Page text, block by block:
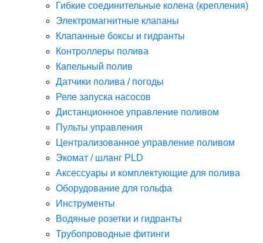
Гибкие соединительные колена (крепления)
Электромагнитные клапаны
Клапанные боксы и гидранты
Контроллеры полива
Капельный полив
Датчики полива / погоды
Реле запуска насосов
Дистанционное управление поливом
Пульты управления
Централизованное управление поливом
Экомат / шланг PLD
Аксессуары и комплектующие для полива
Оборудование для гольфа
Инструменты
Водяные розетки и гидранты
Трубопроводные фитинги